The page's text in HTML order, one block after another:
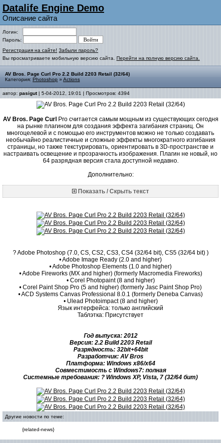
Datalife Engine Demo
Описание сайта
Логин:
Пароль:
Регистрация на сайте! Забыли пароль?
Вы просматриваете мобильную версию сайта. Перейти на полную версию сайта.
AV Bros. Page Curl Pro 2.2 Build 2203 Retail (32/64)
Категория: Photoshop » Actions
автор: pasigut| 5-04-2012, 19:01 | Просмотров: 4394
AV Bros. Page Curl Pro считается самым мощным из существующих сегодня
на рынке плагином для создания эффекта загибания страниц. Он
многоцелевой и с помощью его инструментов можно не только создавать
необычайно реалистичные и сложные эффекты многократного изгибания
страницы, но также текстурировать, ориентировать в 3D-пространстве и
настраивать освещение и прозрачность изображения. Плагин не новый, но
64 разрядная версия стала доступной недавно.
Дополнительно:
Показать / Скрыть текст
? Adobe Photoshop (7.0, CS, CS2, CS3, CS4 (32/64 bit), CS5 (32/64 bit) )
• Adobe Image Ready (2.0 and higher)
• Adobe Photoshop Elements (1.0 and higher)
• Adobe Fireworks (MX and higher) (formerly Macromedia Fireworks)
• Corel Photopaint (8 and higher)
• Corel Paint Shop Pro (5 and higher) (formerly Jasc Paint Shop Pro)
• ACD Systems Canvas Professional 8.0.1 (formerly Deneba Canvas)
• Ulead Photoimpact (8 and higher)
Язык интерфейса: только английский
Таблэтка: Присутствует
Год выпуска: 2012
Версия: 2.2 Build 2203 Retail
Разрядность: 32bit+64bit
Разработчик: AV Bros
Платформа: Windows x86/x64
Совместимость с Windows7: полная
Системные требования: ? Windows XP, Vista, 7 (32/64 бит)
Другие новости по теме:
{related-news}